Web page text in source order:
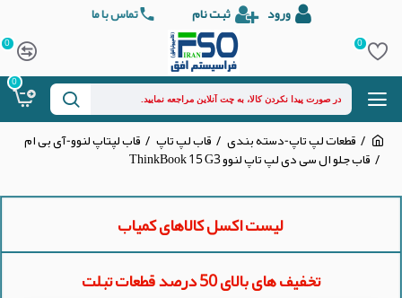
ورود ثبت نام تماس با ما
0
0
0
قطعات لپ تاپ-دسته بندی قاب لپ تاپ قاب لپتاپ لنوو-آی بی ام
قاب جلو ال سی دی لپ تاپ لنوو ThinkBook 15 G3
لیست اکسل کالاهای کمیاب
تخفیف های بالای 50 درصد قطعات تبلت